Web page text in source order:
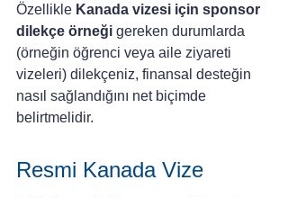
Özellikle Kanada vizesi için sponsor
dilekçe örneği gereken durumlarda
(örneğin öğrenci veya aile ziyareti
vizeleri) dilekçeniz, finansal desteğin
nasıl sağlandığını net biçimde
belirtmelidir.
Resmi Kanada Vize